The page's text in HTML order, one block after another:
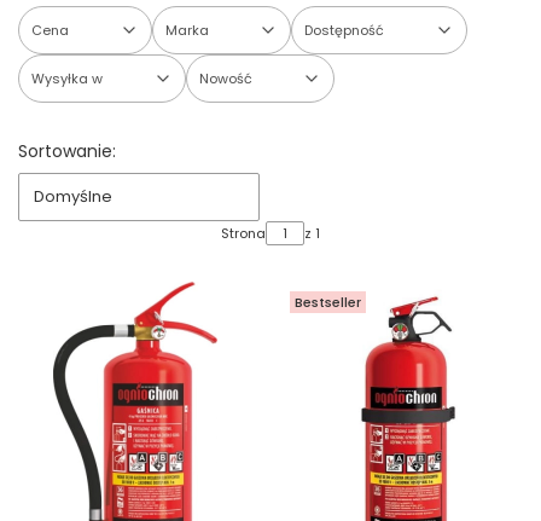
Cena Marka Dostępność
Wysyłka w Nowość
Lista produktów
Sortowanie:
Domyślne
Strona z 1
Bestseller